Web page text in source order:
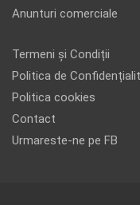
Anunturi comerciale
Termeni și Condiții
Politica de
Politica cookies
Contact
Urmareste-ne pe FB